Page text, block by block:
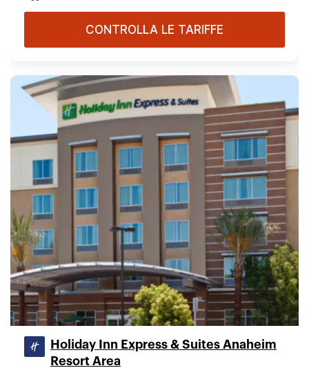
CONTROLLA LE TARIFFE
Holiday Inn Express & Suites Anaheim
Resort Area